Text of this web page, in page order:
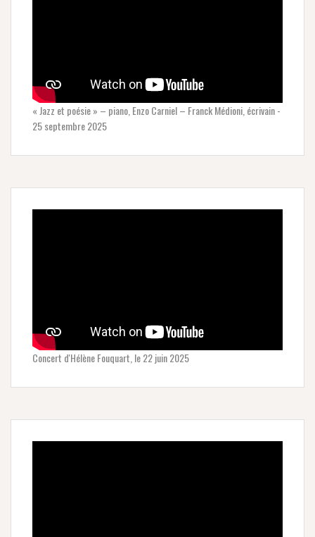
« Jazz et poésie » – piano, Enzo Carniel – Franck Médioni, écrivain -
25 septembre 2025
Concert d'Hélène Fouquart, le 22 juin 2025